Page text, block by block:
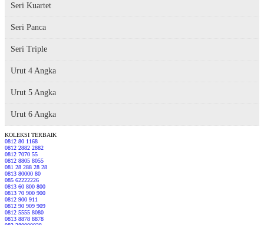
Seri Kuartet
Seri Panca
Seri Triple
Urut 4 Angka
Urut 5 Angka
Urut 6 Angka
KOLEKSI TERBAIK
0812 80 1168
0812 2882 2882
0812 7070 55
0812 8805 8055
081 28 288 28 28
0813 80000 80
085 62222226
0813 60 800 800
0813 70 900 900
0812 900 911
0812 90 909 909
0812 5555 8080
0813 8878 8878